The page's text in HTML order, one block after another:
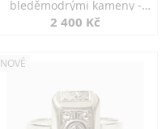
bleděmodrými kameny -
jemná elegance
2 400 Kč
NOVÉ